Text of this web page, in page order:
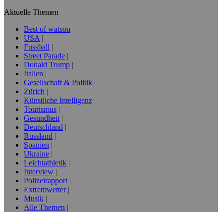
Aktuelle Themen
Best of watson
USA
Fussball
Street Parade
Donald Trump
Italien
Gesellschaft & Politik
Zürich
Künstliche Intelligenz
Tourismus
Gesundheit
Deutschland
Russland
Spanien
Ukraine
Leichtathletik
Interview
Polizeirapport
Extremwetter
Musik
Alle Themen